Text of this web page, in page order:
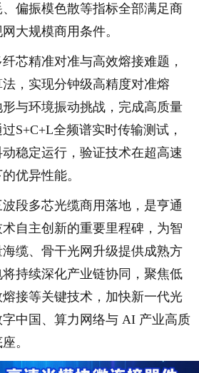
偏振模色散等指标全部满足商
大规模商用条件。
精准对准与高效熔接难题，
，实现分钟级高精度对准熔
与环境振动挑战，完成高质量
S+C+L全频谱实时传输测试，
稳定运行，验证技术在超高速
优异性能。
多芯光缆商用落地，是亨通
自主创新的重要里程碑，为智
缆、骨干光网升级提供成熟方
持续深化产业链协同，聚焦低
接等关键技术，加快新一代光
中国、算力网络与 AI 产业高质
。